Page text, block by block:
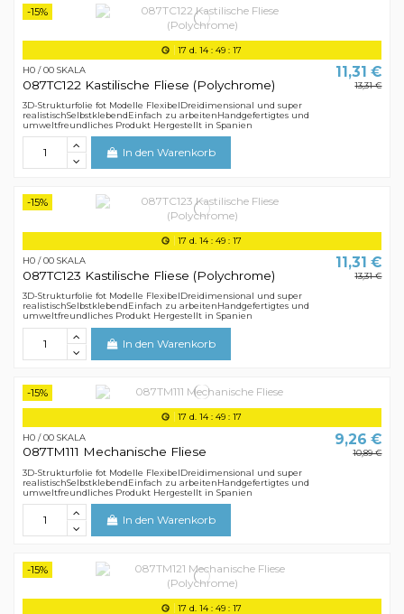
-15%
17 d. 14:49 :16
H0 / 00 SKALA
087TC122 Kastilische Fliese (Polychrome)
11,31 €
13,31 €
3D-Strukturfolie fot Modelle FlexibelDreidimensional und super
realistischSelbstklebendEinfach zu arbeitenHandgefertigtes und
umweltfreundliches Produkt Hergestellt in Spanien
In den Warenkorb
-15%
17 d. 14:49 :16
H0 / 00 SKALA
087TC123 Kastilische Fliese (Polychrome)
11,31 €
13,31 €
3D-Strukturfolie fot Modelle FlexibelDreidimensional und super
realistischSelbstklebendEinfach zu arbeitenHandgefertigtes und
umweltfreundliches Produkt Hergestellt in Spanien
In den Warenkorb
-15%
17 d. 14:49 :16
H0 / 00 SKALA
087TM111 Mechanische Fliese
9,26 €
10,89 €
3D-Strukturfolie fot Modelle FlexibelDreidimensional und super
realistischSelbstklebendEinfach zu arbeitenHandgefertigtes und
umweltfreundliches Produkt Hergestellt in Spanien
In den Warenkorb
-15%
17 d. 14:49 :16